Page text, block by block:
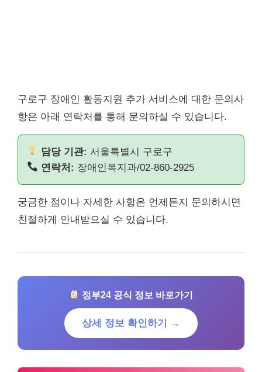
구로구 장애인 활동지원 추가 서비스에 대한 문의사
항은 아래 연락처를 통해 문의하실 수 있습니다.
담당 기관: 서울특별시 구로구
연락처: 장애인복지과/02-860-2925
궁금한 점이나 자세한 사항은 언제든지 문의하시면
친절하게 안내받으실 수 있습니다.
정부24 공식 정보 바로가기
상세 정보 확인하기 →